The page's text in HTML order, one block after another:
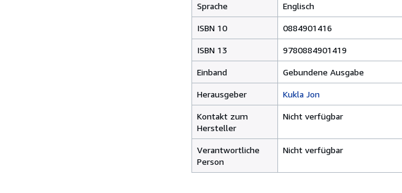
Sprache Englisch
ISBN 10 0884901416
ISBN 13 9780884901419
Einband Gebundene Ausgabe
Herausgeber Kukla Jon
Kontakt zum
Hersteller
Nicht verfügbar
Verantwortliche
Person
Nicht verfügbar